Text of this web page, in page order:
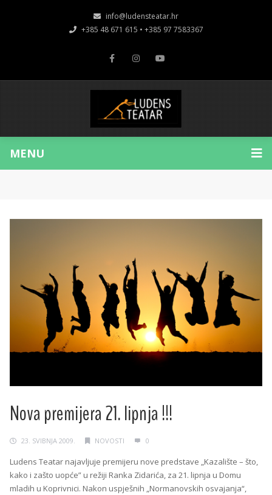
info@ludensteatar.hr
+385 48 671 615 • +385 97 7583367
MENU
Nova premijera 21. lipnja !!!
23. SVIBNJA 2009. NOVOSTI 0
Ludens Teatar najavljuje premijeru nove predstave „Kazalište – što,
kako i zašto uopće” u režiji Ranka Zidarića, za 21. lipnja u Domu
mladih u Koprivnici. Nakon uspješnih „Normanovskih osvajanja“,